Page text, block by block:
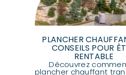
PLANCHER
CONSEILS POUR
RENTABLE
Découvrez
plancher chauffant